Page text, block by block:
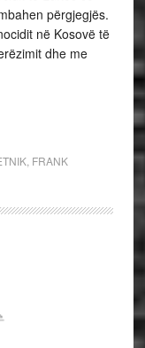
përgjegjës.
në Kosovë të
dhe me
, FRANK